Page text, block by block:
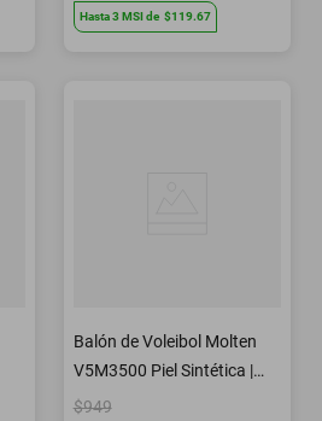
Hasta3 MSIde $119.67
Balón de Voleibol Molten
V5M3500 Piel Sintética |
Sporta
$949